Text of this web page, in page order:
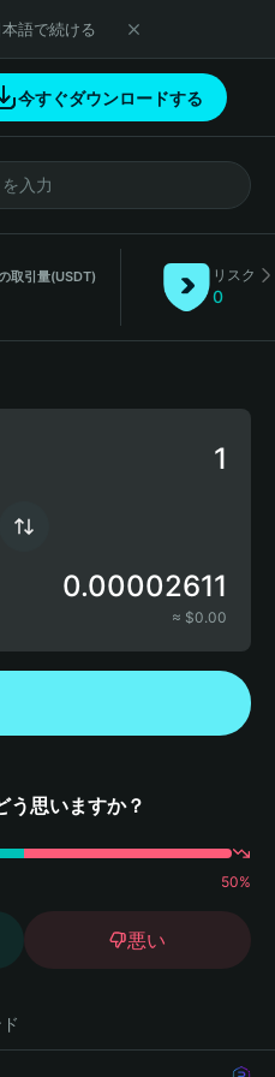
本語で続ける
今すぐダウンロードする
取引量(USDT) リスク
0
0.00002611
≈ $0.00
う思いますか？
50%
悪い